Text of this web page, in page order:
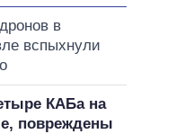
в
вспыхнули
КАБа на
повреждены